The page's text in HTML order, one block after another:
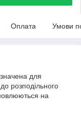
Оплата Умови
для
розподільного
на